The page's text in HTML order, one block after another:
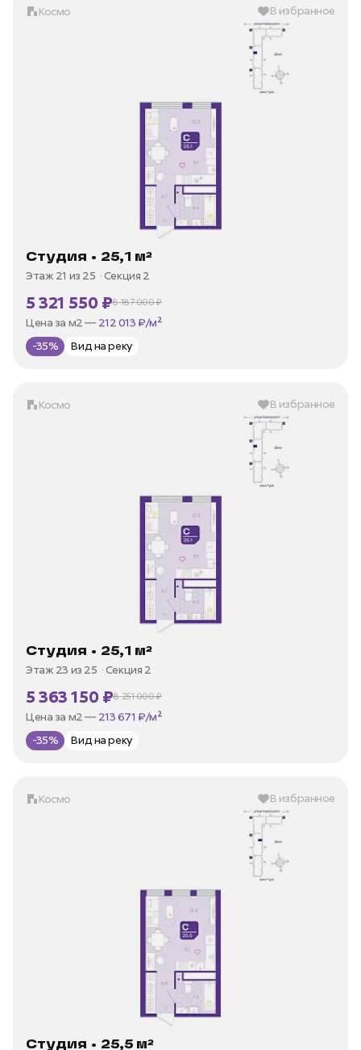
Космо В избранное
Студия • 25,1 м²
Этаж 21 из 25 Секция 2
5 321 550 ₽8 187 000 ₽
В ипотеку —от 25 524 ₽/мес
Цена за м2 — 212 013 ₽/м²
-35%
Вид на реку
Космо В избранное
Студия • 25,1 м²
Этаж 23 из 25 Секция 2
5 363 150 ₽8 251 000 ₽
В ипотеку —от 25 724 ₽/мес
Цена за м2 — 213 671 ₽/м²
-35%
Вид на реку
Космо В избранное
Студия • 25,5 м²